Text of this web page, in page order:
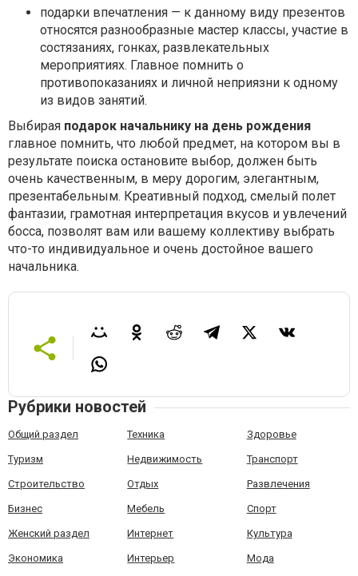
подарки впечатления — к данному виду презентов
относятся разнообразные мастер классы, участие в
состязаниях, гонках, развлекательных
мероприятиях. Главное помнить о
противопоказаниях и личной неприязни к одному
из видов занятий.
Выбирая подарок начальнику на день рождения
главное помнить, что любой предмет, на котором вы в
результате поиска остановите выбор, должен быть
очень качественным, в меру дорогим, элегантным,
презентабельным. Креативный подход, смелый полет
фантазии, грамотная интерпретация вкусов и увлечений
босса, позволят вам или вашему коллективу выбрать
что-то индивидуальное и очень достойное вашего
начальника.
Рубрики новостей
Общий раздел Техника Здоровье
Туризм Недвижимость Транспорт
Строительство Отдых Развлечения
Бизнес Мебель Спорт
Женский раздел Интернет Культура
Экономика Интерьер Мода